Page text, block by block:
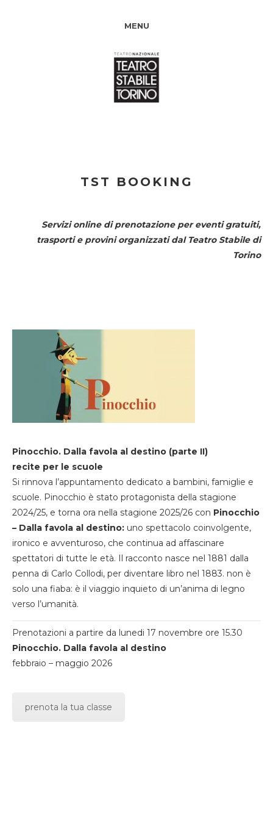
MENU
TST BOOKING
Servizi online di prenotazione per eventi gratuiti,
trasporti e provini organizzati dal Teatro Stabile di
Torino
Pinocchio. Dalla favola al destino (parte II)
recite per le scuole
Si rinnova l’appuntamento dedicato a bambini, famiglie e
scuole. Pinocchio è stato protagonista della stagione
2024/25, e torna ora nella stagione 2025/26 con Pinocchio
– Dalla favola al destino: uno spettacolo coinvolgente,
ironico e avventuroso, che continua ad affascinare
spettatori di tutte le età. Il racconto nasce nel 1881 dalla
penna di Carlo Collodi, per diventare libro nel 1883. non è
solo una fiaba: è il viaggio inquieto di un’anima di legno
verso l’umanità.
Prenotazioni a partire da lunedi 17 novembre ore 15.30
Pinocchio. Dalla favola al destino
febbraio – maggio 2026
prenota la tua classe